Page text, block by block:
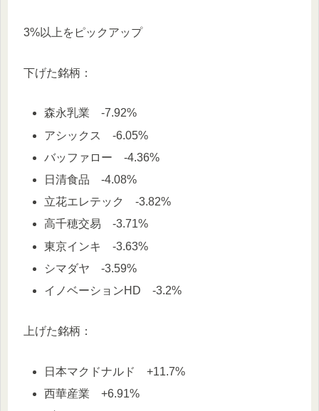
3%以上をピックアップ
下げた銘柄：
森永乳業 -7.92%
アシックス -6.05%
バッファロー -4.36%
日清食品 -4.08%
立花エレテック -3.82%
高千穂交易 -3.71%
東京インキ -3.63%
シマダヤ -3.59%
イノベーションHD -3.2%
上げた銘柄：
日本マクドナルド +11.7%
西華産業 +6.91%